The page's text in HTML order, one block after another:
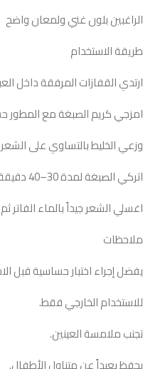
الراغبين بلون غني ولمعان واضح
طريقة الاستخدام
ارتدي القفازات المرفقة داخل
امزجي كريم الصبغة مع المطور
وزعي الخليط بالتساوي على
اتركي الصبغة لمدة 30–40 دقيقة حسب درجة اللون المطلوبة.
اغسلي الشعر جيداً بالماء
ملاحظات
يفضل إجراء اختبار حساسية قبل
للاستخدام الخارجي فقط.
تجنب ملامسة العينين.